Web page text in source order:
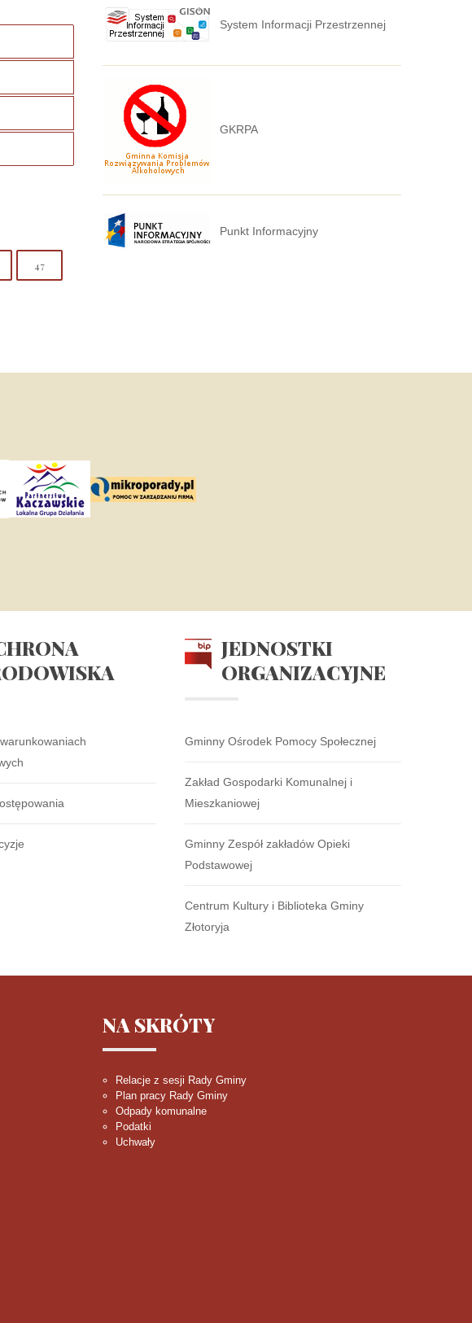
47
System Informacji Przestrzennej
GKRPA
Punkt Informacyjny
JEDNOSTKI
ORGANIZACYJNE
Gminny Ośrodek Pomocy Społecznej
Zakład Gospodarki Komunalnej i
Mieszkaniowej
Gminny Zespół zakładów Opieki
Podstawowej
Centrum Kultury i Biblioteka Gminy
Złotoryja
NA SKRÓTY
Relacje z sesji Rady Gminy
Plan pracy Rady Gminy
Odpady komunalne
Podatki
Uchwały